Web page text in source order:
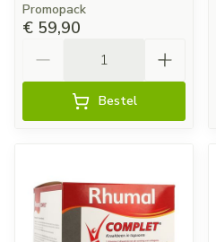
Promopack
€ 59,90
Bestel